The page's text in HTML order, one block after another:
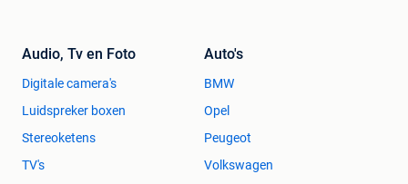
Audio, Tv en Foto
Digitale camera's
Luidspreker boxen
Stereoketens
TV's
Auto's
BMW
Opel
Peugeot
Volkswagen